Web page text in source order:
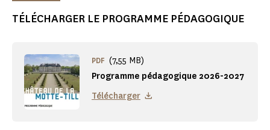
TÉLÉCHARGER LE PROGRAMME PÉDAGOGIQUE
Programme pédagogique 2026-2027
PDF (7,55 MB)
Télécharger